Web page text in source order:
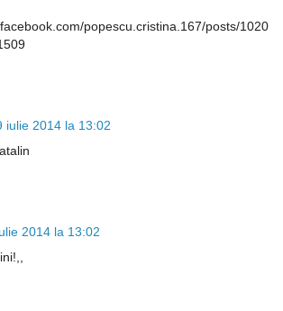
popescu.cristina.167/posts/1020
iulie 2014 la 13:02
2014 la 13:02